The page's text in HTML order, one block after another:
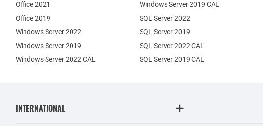
Office 2021
Office 2019
Windows Server 2022
Windows Server 2019
SQL Server 2022
SQL Server 2019
Windows Server 2022 CAL
Windows Server 2019 CAL
SQL Server 2022 CAL
SQL Server 2019 CAL
INTERNATIONAL